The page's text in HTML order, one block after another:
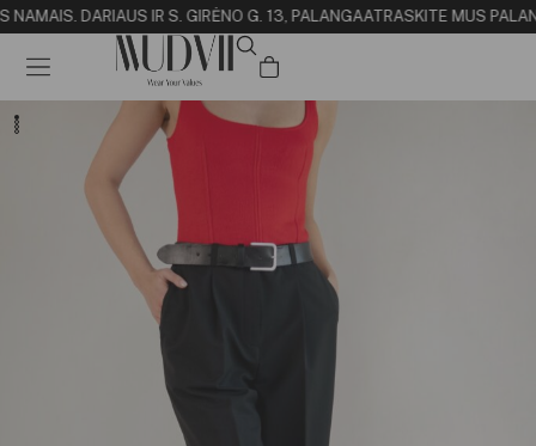
NAMAIS. DARIAUS IR S. GIRĖNO G. 13, PALANGAATRASKITE MUS